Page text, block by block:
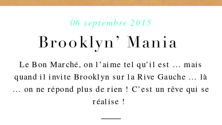
06 septembre 2015
Brooklyn’ Mania
Le Bon Marché, on l’aime tel qu’il est … mais
quand il invite Brooklyn sur la Rive Gauche … là
… on ne répond plus de rien ! C’est un rêve qui se
réalise !